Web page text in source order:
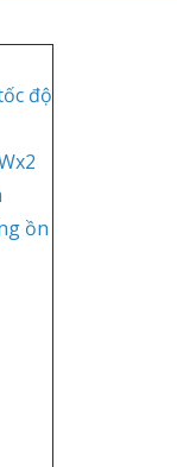
độ
ồn